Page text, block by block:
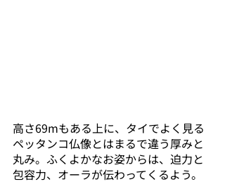
高さ69mもある上に、タイでよく見る
ペッタンコ仏像とはまるで違う厚みと
丸み。ふくよかなお姿からは、迫力と
包容力、オーラが伝わってくるよう。